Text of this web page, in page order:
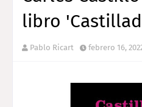
libro
Pablo Ricart febrero 16,